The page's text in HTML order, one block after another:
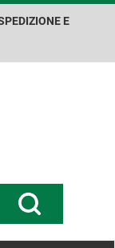
E
Cerca Prodotto